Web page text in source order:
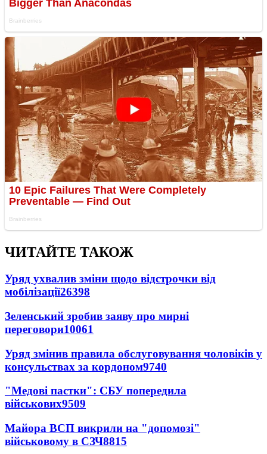
ЧИТАЙТЕ ТАКОЖ
Уряд ухвалив зміни щодо відстрочки від
мобілізації26398
Зеленський зробив заяву про мирні
переговори10061
Уряд змінив правила обслуговування чоловіків у
консульствах за кордоном9740
"Медові пастки": СБУ попередила
військових9509
Майора ВСП викрили на "допомозі"
військовому в СЗЧ8815